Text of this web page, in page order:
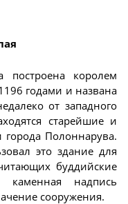
построена королем
годами и названа
от западного
старейшие и
Полоннарува.
это здание для
буддийские
каменная надпись
сооружения.